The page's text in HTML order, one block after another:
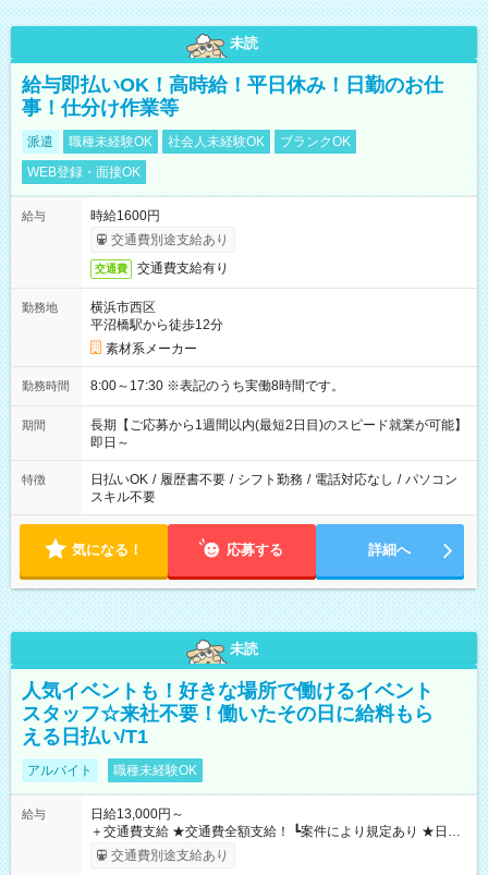
未読
給与即払いOK！高時給！平日休み！日勤のお仕
事！仕分け作業等
派遣 職種未経験OK 社会人未経験OK
ブランクOK
WEB登録・面接OK
給与
時給1600円
交通費別途支給あり
交通費 交通費支給有り
勤務地
横浜市西区
平沼橋駅から徒歩12分
素材系メーカー
勤務時間 8:00～17:30 ※表記のうち実働8時間です。
期間
長期【ご応募から1週間以内(最短2日目)のスピード就業が可能】
即日～
特徴 日払いOK / 履歴書不要 / シフト勤務 / 電話対応なし / パソコン
スキル不要
気になる！ 応募する 詳細へ
未読
人気イベントも！好きな場所で働けるイベント
スタッフ☆来社不要！働いたその日に給料もら
える日払い/T1
アルバイト 職種未経験OK
給与
日給13,000円～
＋交通費支給 ★交通費全額支給！ ┗案件により規定あり ★日払
いOK！（規定あり） ┗働いたその日に現金GET♪ お仕事後はコ
ンビニATMから 日払い分を引き落とせます！ 【試用期間】試
交通費別途支給あり